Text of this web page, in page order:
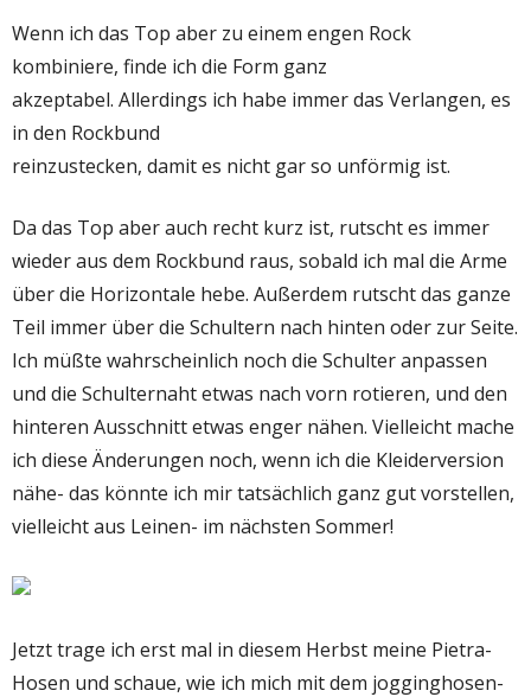
Wenn ich das Top aber zu einem engen Rock
kombiniere, finde ich die Form ganz
akzeptabel. Allerdings ich habe immer das Verlangen, es
in den Rockbund
reinzustecken, damit es nicht gar so unförmig ist.
Da das Top aber auch recht kurz ist, rutscht es immer
wieder aus dem Rockbund raus, sobald ich mal die Arme
über die Horizontale hebe. Außerdem rutscht das ganze
Teil immer über die Schultern nach hinten oder zur Seite.
Ich müßte wahrscheinlich noch die Schulter anpassen
und die Schulternaht etwas nach vorn rotieren, und den
hinteren Ausschnitt etwas enger nähen. Vielleicht mache
ich diese Änderungen noch, wenn ich die Kleiderversion
nähe- das könnte ich mir tatsächlich ganz gut vorstellen,
vielleicht aus Leinen- im nächsten Sommer!
Jetzt trage ich erst mal in diesem Herbst meine Pietra-
Hosen und schaue, wie ich mich mit dem jogginghosen-